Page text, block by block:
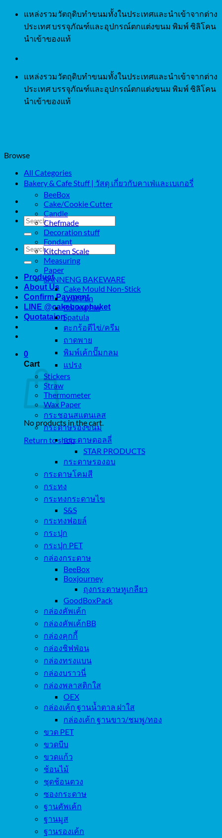
Skip
content
แหล่งรวมวัตถุดิบทำขนมทั้งในประเทศและนำเข้าจากต่าง
ประเทศ บรรจุภัณฑ์และอุปกรณ์ตกแต่งขนม พิมพ์ ซิลิโคน
นำเข้าของแท้
แหล่งรวมวัตถุดิบทำขนมทั้งในประเทศและนำเข้าจากต่าง
ประเทศ บรรจุภัณฑ์และอุปกรณ์ตกแต่งขนม พิมพ์ ซิลิโคน
นำเข้าของแท้
Search
for:
Search
for:
Product
About Us
Confirm Payment
LINE @cakeboxphuket
Quotataion
0
Cart
No products in the cart.
Return to shop
Browse
All Categories
Bakery & Cafe Stuff | วัสดุ เกี่ยวกับคาเฟ่และเบเกอรี่
BeeBox
Cake/Cookie Cutter
Candle
Chefmade
Decoration stuff
Fondant
Kitchen Scale
Measuring
Paper
SANNENG BAKEWARE
Cake Mould Non-Stick
Loaf Pan
Rolling Pin
Spatula
ตะกร้อตีไข่/ครีม
ถาดพาย
พิมพ์เค้กปั๊มกลม
แปรง
Stickers
Straw
Thermometer
Wax Paper
กระชอนสแตนเลส
กระดาษรองขนม
กระดาษดอลลี่
STAR PRODUCTS
กระดาษรองอบ
กระดาษโคมสี
กระทง
กระทงกระดาษไข
S&S
กระทงฟอยล์
กระปุก
กระปุก PET
กล่องกระดาษ
BeeBox
Boxjourney
ถุงกระดาษหูเกลียว
GoodBoxPack
กล่องคัพเค้ก
กล่องคัพเค้กBB
กล่องคุกกี้
กล่องชิฟฟ่อน
กล่องทรงแบน
กล่องบราวนี่
กล่องพลาสติกใส
OEX
กล่องเค้ก ฐานน้ำตาล ฝาใส
กล่องเค้ก ฐานขาว/ชมพู/ทอง
ขวด PET
ขวดบีบ
ขวดแก้ว
ช้อนไม้
ชุดช้อนตวง
ซองกระดาษ
ฐานคัพเค้ก
ฐานมูส
ฐานรองเค้ก